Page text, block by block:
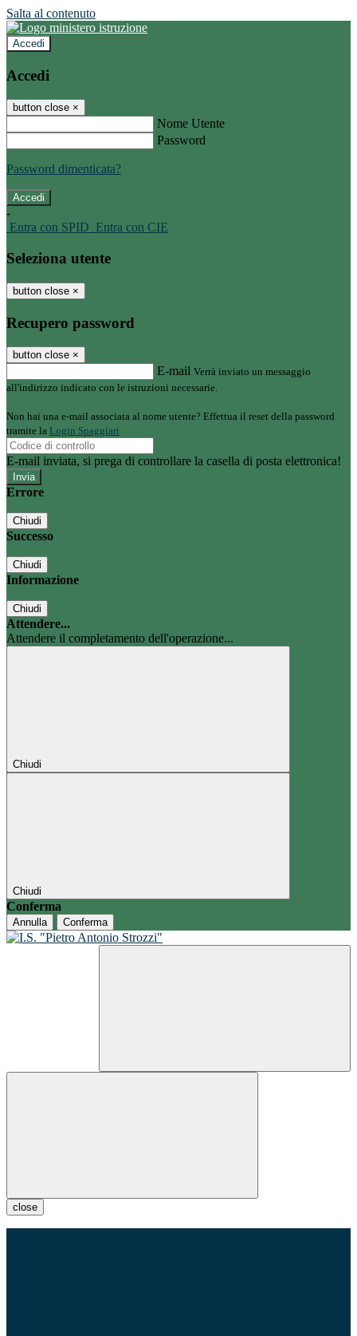
Salta al contenuto
Accedi
Accedi
button close ×
Nome Utente
Password
Password dimenticata?
-
Entra con SPID Entra con CIE
Seleziona utente
button close ×
Recupero password
button close ×
E-mail Verrà inviato un messaggio
all'indirizzo indicato con le istruzioni necessarie.
Non hai una e-mail associata al nome utente? Effettua il reset della password
tramite la Login Spaggiari
E-mail inviata, si prega di controllare la casella di posta elettronica!
Errore
Chiudi
Successo
Chiudi
Informazione
Chiudi
Attendere...
Attendere il completamento dell'operazione...
Chiudi
Chiudi
Conferma
Annulla Conferma
close